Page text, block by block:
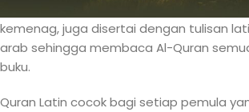
dengan terjemahan bahasa Indonesia
kemenag, juga disertai dengan tulisan
arab sehingga membaca Al-Quran
buku.
Quran Latin cocok bagi setiap pemula